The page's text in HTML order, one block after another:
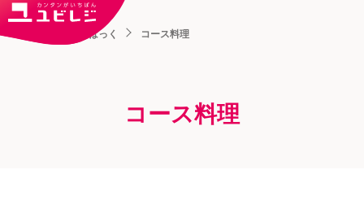
ユビはっく コース料理
コース料理